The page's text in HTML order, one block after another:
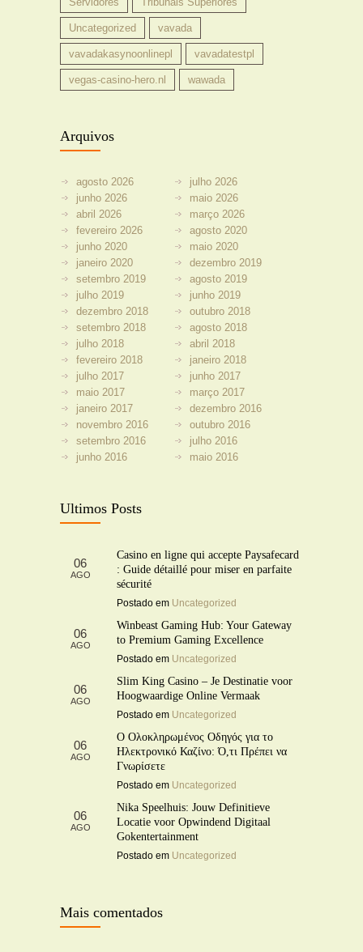
Uncategorized vavada
vavadakasynoonlinepl vavadatestpl
vegas-casino-hero.nl wawada
Arquivos
agosto 2026
julho 2026
junho 2026
maio 2026
abril 2026
março 2026
fevereiro 2026
agosto 2020
junho 2020
maio 2020
janeiro 2020
dezembro 2019
setembro 2019
agosto 2019
julho 2019
junho 2019
dezembro 2018
outubro 2018
setembro 2018
agosto 2018
julho 2018
abril 2018
fevereiro 2018
janeiro 2018
julho 2017
junho 2017
maio 2017
março 2017
janeiro 2017
dezembro 2016
novembro 2016
outubro 2016
setembro 2016
julho 2016
junho 2016
maio 2016
Ultimos Posts
06
AGO
Casino en ligne qui accepte Paysafecard
: Guide détaillé pour miser en parfaite
sécurité
Postado em Uncategorized
06
AGO
Winbeast Gaming Hub: Your Gateway
to Premium Gaming Excellence
Postado em Uncategorized
06
AGO
Slim King Casino – Je Destinatie voor
Hoogwaardige Online Vermaak
Postado em Uncategorized
06
AGO
Ο Ολοκληρωμένος Οδηγός για το
Ηλεκτρονικό Καζίνο: Ό,τι Πρέπει να
Γνωρίσετε
Postado em Uncategorized
06
AGO
Nika Speelhuis: Jouw Definitieve
Locatie voor Opwindend Digitaal
Gokentertainment
Postado em Uncategorized
Mais comentados